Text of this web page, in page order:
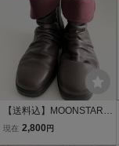
【送料込】MOONSTAR
ムーンスター ブーツ 2
現在 2,800 円